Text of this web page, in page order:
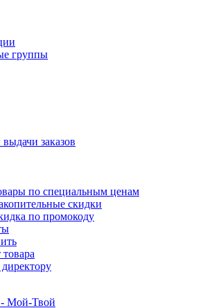
группы
заказов
по специальным ценам
скидки
по промокоду